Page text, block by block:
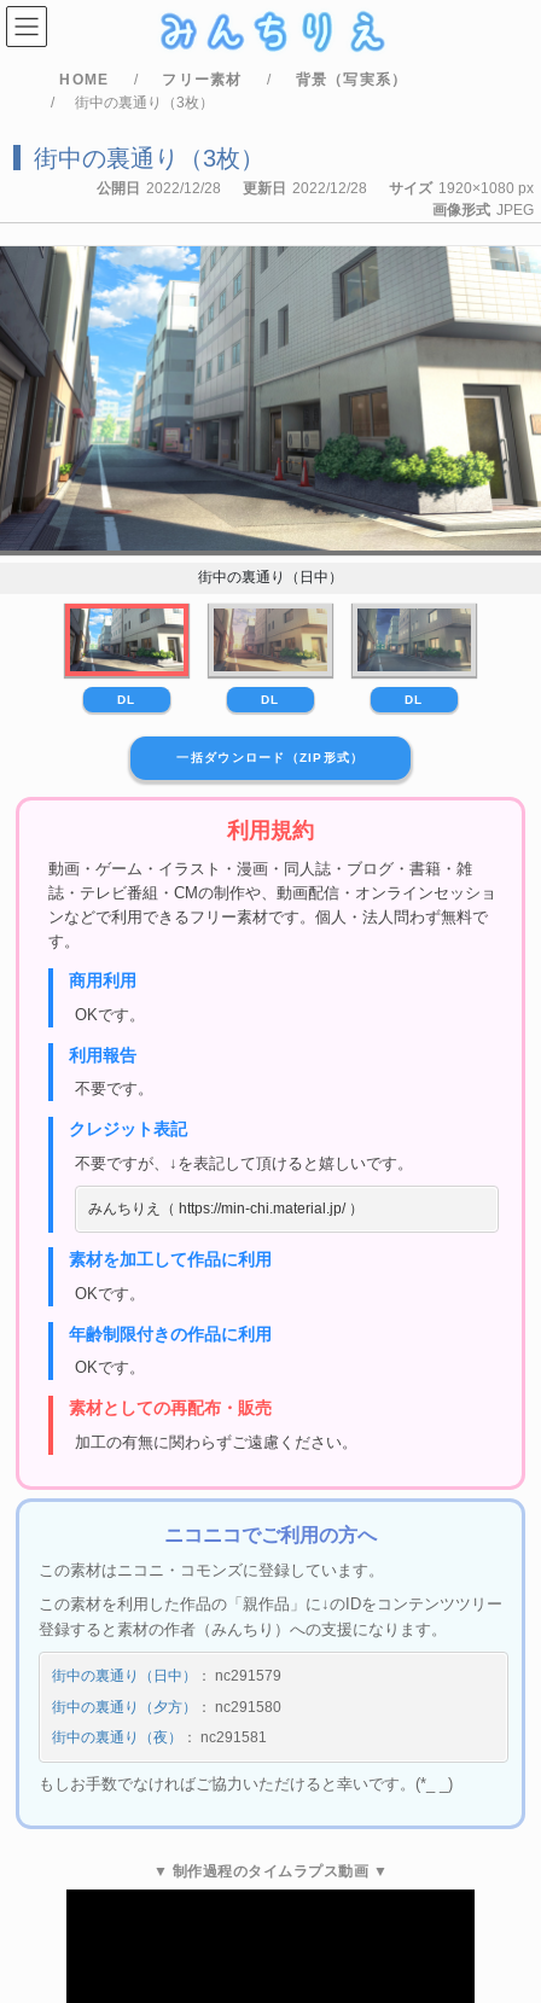
コ
テ
ナ
ゲ
HOME フリー素材
背景（写実系）
街中の裏通り（3枚）
街中の裏通り（3枚）
公開日 2022/12/28 更新日 2022/12/28 サイズ 1920×1080 px
画像形式 JPEG
街中の裏通り（日中）
DL DL DL
一括ダウンロード（ZIP形式）
利用規約
動画・ゲーム・イラスト・漫画・同人誌・ブログ・書籍・雑
誌・テレビ番組・CMの制作や、動画配信・オンラインセッショ
ンなどで利用できるフリー素材です。個人・法人問わず無料で
す。
商用利用
OKです。
利用報告
不要です。
クレジット表記
不要ですが、↓を表記して頂けると嬉しいです。
みんちりえ（ https://min-chi.material.jp/ ）
素材を加工して作品に利用
OKです。
年齢制限付きの作品に利用
OKです。
素材としての再配布・販売
加工の有無に関わらずご遠慮ください。
ニコニコでご利用の方へ
この素材はニコニ・コモンズに登録しています。
この素材を利用した作品の「親作品」に↓のIDをコンテンツツリー
登録すると素材の作者（みんちり）への支援になります。
街中の裏通り（日中） ： nc291579
街中の裏通り（夕方） ： nc291580
街中の裏通り（夜） ： nc291581
もしお手数でなければご協力いただけると幸いです。(*_ _)
▼ 制作過程のタイムラプス動画 ▼